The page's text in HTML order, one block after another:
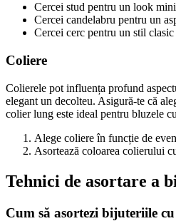
Cercei stud pentru un look
Cercei candelabru pentru un
Cercei cerc pentru un stil clasic
Coliere
Colierele pot influența profund
elegant un decolteu. Asigură-te că
colier lung este ideal pentru bluzele
Alege coliere în funcție de
Asortează coloarea colierului
Tehnici de asortare a
Cum să asortezi bijuteriile